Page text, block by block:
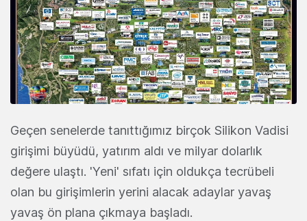
Geçen senelerde tanıttığımız birçok Silikon Vadisi
girişimi büyüdü, yatırım aldı ve milyar dolarlık
değere ulaştı. 'Yeni' sıfatı için oldukça tecrübeli
olan bu girişimlerin yerini alacak adaylar yavaş
yavaş ön plana çıkmaya başladı.